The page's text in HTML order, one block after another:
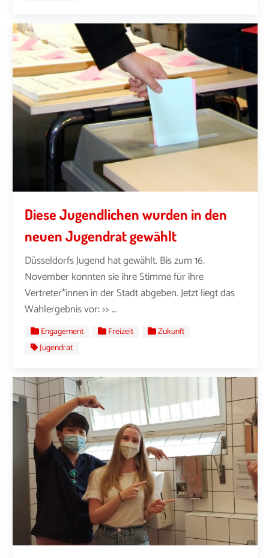
Diese Jugendlichen wurden in den
neuen Jugendrat gewählt
Düsseldorfs Jugend hat gewählt. Bis zum 16.
November konnten sie ihre Stimme für ihre
Vertreter*innen in der Stadt abgeben. Jetzt liegt das
Wahlergebnis vor: >> ...
Engagement Freizeit
Zukunft
Jugendrat